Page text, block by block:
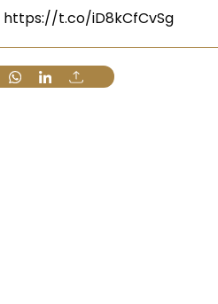
https://t.co/iD8kCfCvSg